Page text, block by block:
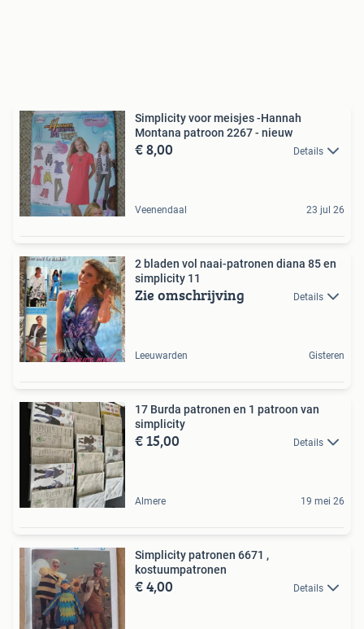
Simplicity voor meisjes -Hannah
Montana patroon 2267 - nieuw
€ 8,00 Details
Veenendaal 23 jul 26
2 bladen vol naai-patronen diana 85 en
simplicity 11
Zie omschrijving Details
Leeuwarden Gisteren
17 Burda patronen en 1 patroon van
simplicity
€ 15,00 Details
Almere 19 mei 26
Simplicity patronen 6671 ,
kostuumpatronen
€ 4,00 Details